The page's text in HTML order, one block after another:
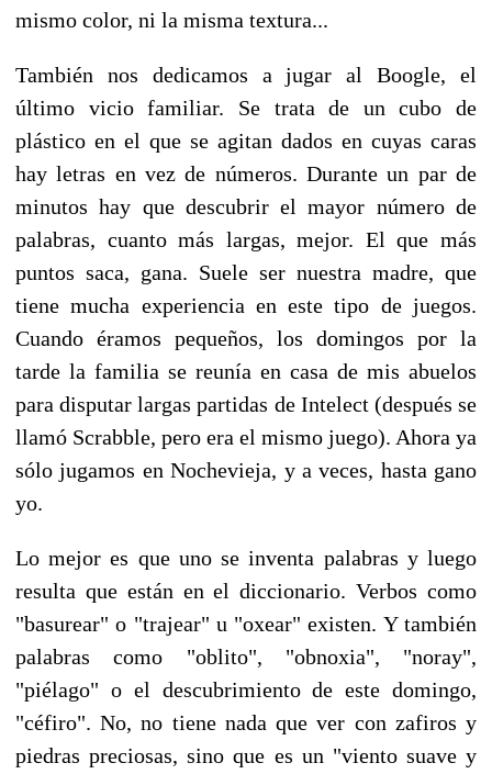
mismo color, ni la misma textura...
También nos dedicamos a jugar al Boogle, el
último vicio familiar. Se trata de un cubo de
plástico en el que se agitan dados en cuyas caras
hay letras en vez de números. Durante un par de
minutos hay que descubrir el mayor número de
palabras, cuanto más largas, mejor. El que más
puntos saca, gana. Suele ser nuestra madre, que
tiene mucha experiencia en este tipo de juegos.
Cuando éramos pequeños, los domingos por la
tarde la familia se reunía en casa de mis abuelos
para disputar largas partidas de Intelect (después se
llamó Scrabble, pero era el mismo juego). Ahora ya
sólo jugamos en Nochevieja, y a veces, hasta gano
yo.
Lo mejor es que uno se inventa palabras y luego
resulta que están en el diccionario. Verbos como
"basurear" o "trajear" u "oxear" existen. Y también
palabras como "oblito", "obnoxia", "noray",
"piélago" o el descubrimiento de este domingo,
"céfiro". No, no tiene nada que ver con zafiros y
piedras preciosas, sino que es un "viento suave y